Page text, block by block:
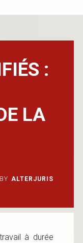
:
LA
BY ALTERJURIS
à durée